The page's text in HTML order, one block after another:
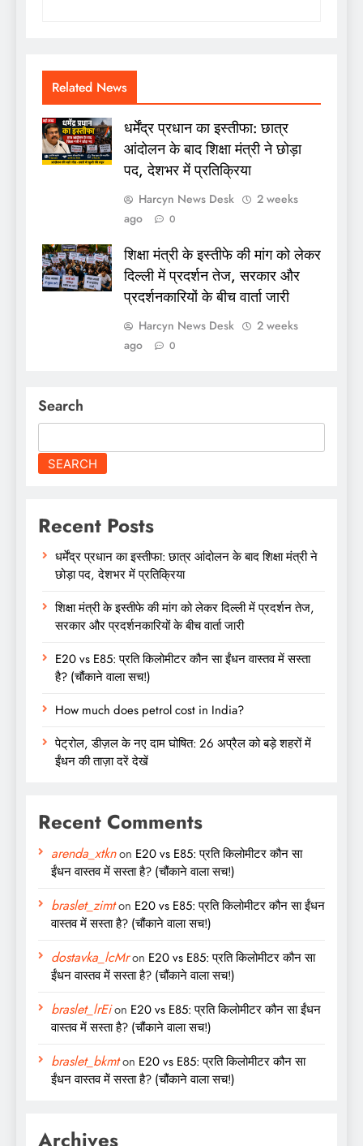
Related News
धर्मेंद्र प्रधान का इस्तीफा: छात्र
आंदोलन के बाद शिक्षा मंत्री ने छोड़ा
पद, देशभर में प्रतिक्रिया
Harcyn News Desk
2 weeks
ago
0
शिक्षा मंत्री के इस्तीफे की मांग को लेकर
दिल्ली में प्रदर्शन तेज, सरकार और
प्रदर्शनकारियों के बीच वार्ता जारी
Harcyn News Desk
2 weeks
ago
0
Search
SEARCH
Recent Posts
धर्मेंद्र प्रधान का इस्तीफा: छात्र आंदोलन के बाद शिक्षा मंत्री ने
छोड़ा पद, देशभर में प्रतिक्रिया
शिक्षा मंत्री के इस्तीफे की मांग को लेकर दिल्ली में प्रदर्शन तेज,
सरकार और प्रदर्शनकारियों के बीच वार्ता जारी
E20 vs E85: प्रति किलोमीटर कौन सा ईंधन वास्तव में सस्ता
है? (चौंकाने वाला सच!)
How much does petrol cost in India?
पेट्रोल, डीज़ल के नए दाम घोषित: 26 अप्रैल को बड़े शहरों में
ईंधन की ताज़ा दरें देखें
Recent Comments
arenda_xtknon E20 vs E85: प्रति किलोमीटर कौन सा
ईंधन वास्तव में सस्ता है? (चौंकाने वाला सच!)
braslet_zimton E20 vs E85: प्रति किलोमीटर कौन सा ईंधन
वास्तव में सस्ता है? (चौंकाने वाला सच!)
dostavka_lcMron E20 vs E85: प्रति किलोमीटर कौन सा
ईंधन वास्तव में सस्ता है? (चौंकाने वाला सच!)
braslet_lrEion E20 vs E85: प्रति किलोमीटर कौन सा ईंधन
वास्तव में सस्ता है? (चौंकाने वाला सच!)
braslet_bkmton E20 vs E85: प्रति किलोमीटर कौन सा
ईंधन वास्तव में सस्ता है? (चौंकाने वाला सच!)
Archives